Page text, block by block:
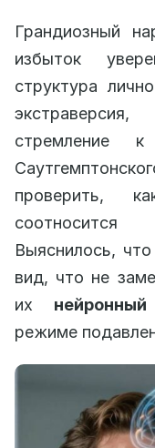
Грандиозный
избыток
структура
стремление
проверить,
Выяснилось,
вид, что не
их
режиме